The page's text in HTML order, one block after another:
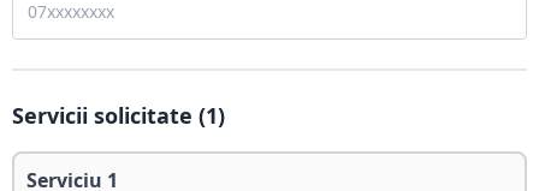
Servicii solicitate (1)
Serviciu 1